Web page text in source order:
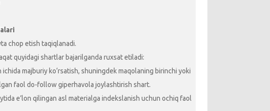
chop etish taqiqlanadi.
quyidagi shartlar bajarilganda ruxsat etiladi:
majburiy ko‘rsatish, shuningdek maqolaning birinchi yoki
faol do-follow giperhavola joylashtirish shart.
e’lon qilingan asl materialga indekslanish uchun ochiq faol